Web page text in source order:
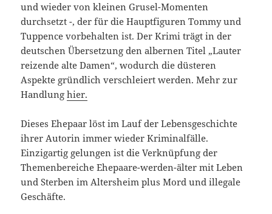
und wieder von kleinen Grusel-Momenten
durchsetzt -, der für die Hauptfiguren Tommy und
Tuppence vorbehalten ist. Der Krimi trägt in der
deutschen Übersetzung den albernen Titel „Lauter
reizende alte Damen“, wodurch die düsteren
Aspekte gründlich verschleiert werden. Mehr zur
Handlunghier.
Dieses Ehepaar löst im Lauf der Lebensgeschichte
ihrer Autorin immer wieder Kriminalfälle.
Einzigartig gelungen ist die Verknüpfung der
Themenbereiche Ehepaare-werden-älter mit Leben
und Sterben im Altersheim plus Mord und illegale
Geschäfte.